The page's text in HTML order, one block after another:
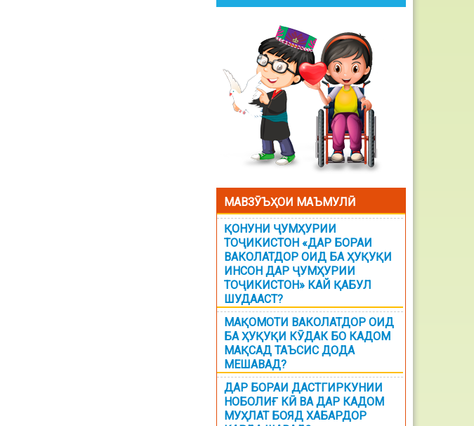
МАВЗӮЪҲОИ МАЪМУЛӢ
ҚОНУНИ ҶУМҲУРИИ
ТОҶИКИСТОН «ДАР БОРАИ
ВАКОЛАТДОР ОИД БА ҲУҚУҚИ
ИНСОН ДАР ҶУМҲУРИИ
ТОҶИКИСТОН» КАЙ ҚАБУЛ
ШУДААСТ?
МАҚОМОТИ ВАКОЛАТДОР ОИД
БА ҲУҚУҚИ КӮДАК БО КАДОМ
МАҚСАД ТАЪСИС ДОДА
МЕШАВАД?
ДАР БОРАИ ДАСТГИРКУНИИ
НОБОЛИҒ КӢ ВА ДАР КАДОМ
МУҲЛАТ БОЯД ХАБАРДОР